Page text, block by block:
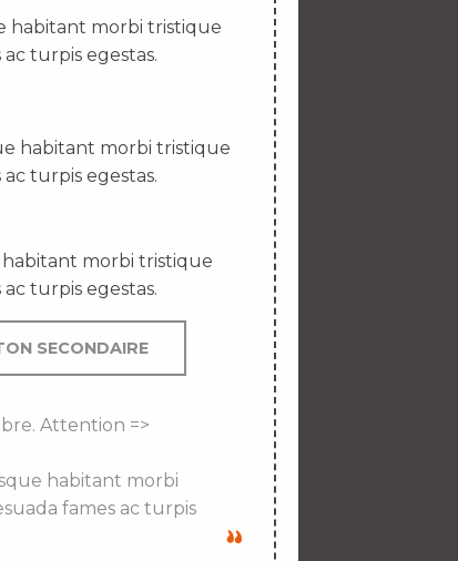
habitant morbi tristique
turpis egestas.
habitant morbi tristique
turpis egestas.
morbi tristique
turpis egestas.
SECONDAIRE
Attention =>
habitant morbi
fames ac turpis